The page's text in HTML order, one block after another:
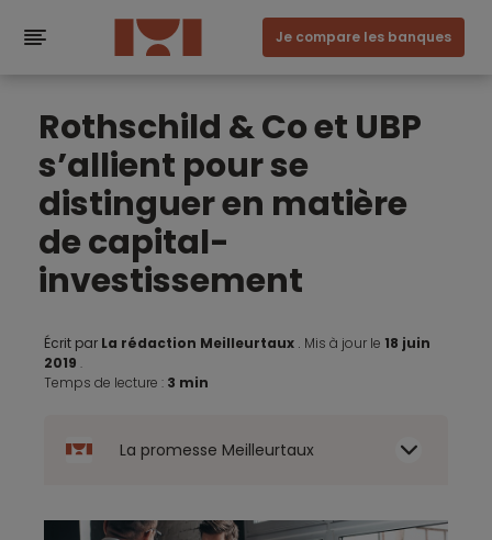
Je compare les banques
Rothschild & Co et UBP
s’allient pour se
distinguer en matière
de capital-
investissement
Écrit par La rédaction Meilleurtaux . Mis à jour le 18 juin
2019 .
Temps de lecture : 3 min
La promesse Meilleurtaux